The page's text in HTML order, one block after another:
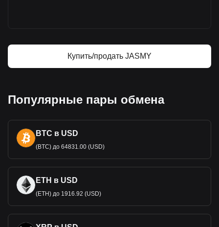
Купить/продать JASMY
Популярные пары обмена
BTC в USD
(BTC) до 64831.00 (USD)
ETH в USD
(ETH) до 1916.92 (USD)